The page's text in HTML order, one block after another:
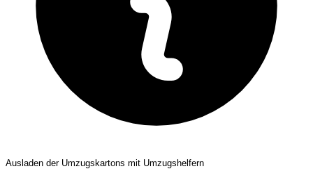
Ausladen der Umzugskartons mit Umzugshelfern